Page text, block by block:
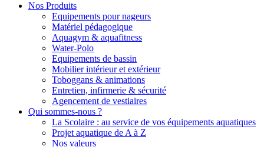
Nos Produits
Equipements pour nageurs
Matériel pédagogique
Aquagym & aquafitness
Water-Polo
Equipements de bassin
Mobilier intérieur et extérieur
Toboggans & animations
Entretien, infirmerie & sécurité
Agencement de vestiaires
Qui sommes-nous ?
La Scolaire : au service de vos équipements aquatiques
Projet aquatique de A à Z
Nos valeurs